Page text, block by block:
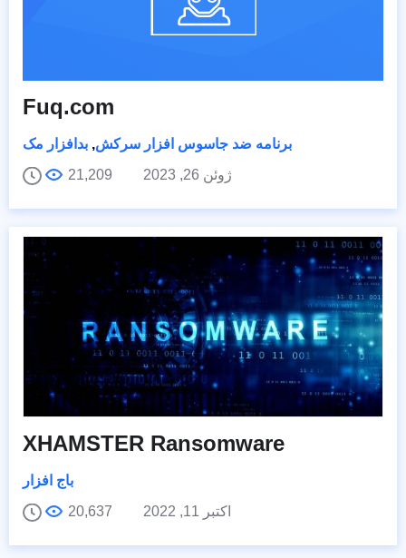
Fuq.com
برنامه ضد جاسوس افزار سرکش, بدافزار مک
ژوئن 26, 2023
21,209
XHAMSTER Ransomware
باج افزار
اکتبر 11, 2022
20,637